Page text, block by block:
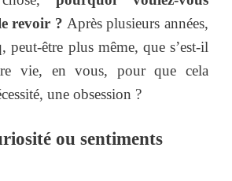
revoir ? Après plusieurs années,
peut-être plus même, que s’est-il
vie, en vous, pour que cela
une obsession ?
ou sentiments